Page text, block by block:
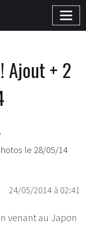
Ajout + 2
le 28/05/14
24/05/2014 à 02:41
venant au Japon